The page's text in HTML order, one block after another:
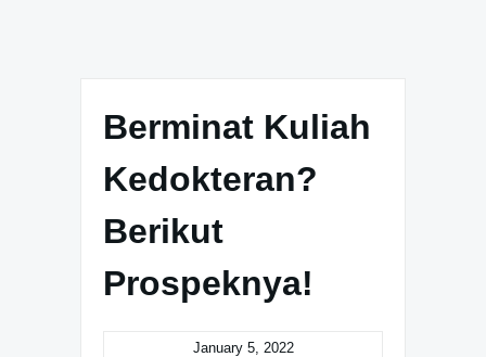
Berminat Kuliah
Kedokteran?
Berikut
Prospeknya!
January 5, 2022